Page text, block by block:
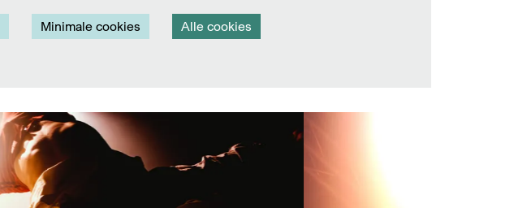
Minimale cookies Alle cookies